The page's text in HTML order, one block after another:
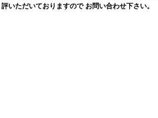
評いただいておりますので お問い合わせ下さい。